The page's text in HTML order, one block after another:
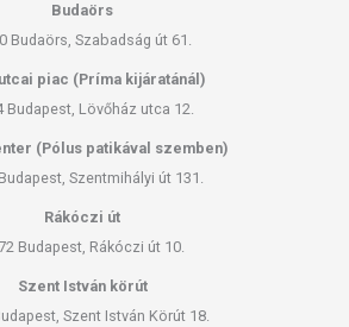
Budaörs
Budaörs, Szabadság út 61.
piac (Príma kijáratánál)
Budapest, Lövőház utca 12.
(Pólus patikával szemben)
Szentmihályi út 131.
Rákóczi út
Budapest, Rákóczi út 10.
Szent István körút
Szent István Körút 18.